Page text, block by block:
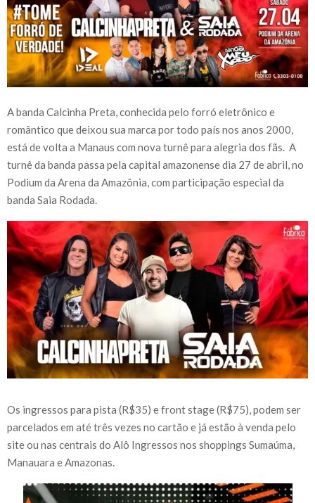
A banda Calcinha Preta, conhecida pelo forró eletrônico e
romântico que deixou sua marca por todo país nos anos 2000,
está de volta a Manaus com nova turnê para alegria dos fãs. A
turnê da banda passa pela capital amazonense dia 27 de abril, no
Podium da Arena da Amazônia, com participação especial da
banda Saia Rodada.
Os ingressos para pista (R$35) e front stage (R$75), podem ser
parcelados em até três vezes no cartão e já estão à venda pelo
site ou nas centrais do Alô Ingressos nos shoppings Sumaúma,
Manauara e Amazonas.